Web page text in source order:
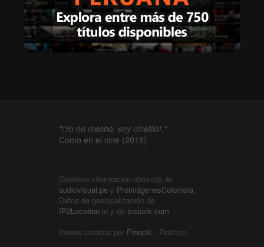
"¡Yo no mecho, soy cinéfilo!."
Como en el cine (2015)
Contiene información obtenida de
audiovisual.pe y ProimágenesColombia.
Datos de geolocalización de
IP2Location.io y de ipstack.com
Iconos creados por Freepik - Flaticon